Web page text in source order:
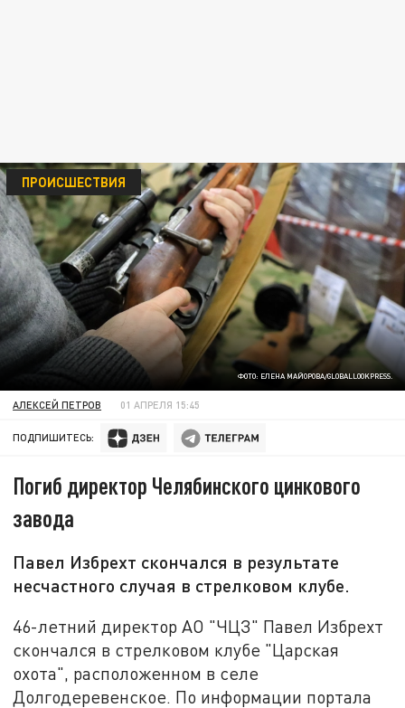
ФОТО: ЕЛЕНА МАЙОРОВА/GLOBALLOOKPRESS.
ПРОИСШЕСТВИЯ
АЛЕКСЕЙ ПЕТРОВ 01 АПРЕЛЯ 15:45
ПОДПИШИТЕСЬ:
Погиб директор Челябинского цинкового
завода
Павел Избрехт скончался в результате
несчастного случая в стрелковом клубе.
46-летний директор АО "ЧЦЗ" Павел Избрехт
скончался в стрелковом клубе "Царская
охота", расположенном в селе
Долгодеревенское. По информации портала